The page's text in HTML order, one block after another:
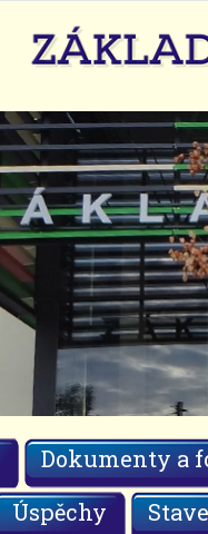
Dokumenty a
Úspěchy